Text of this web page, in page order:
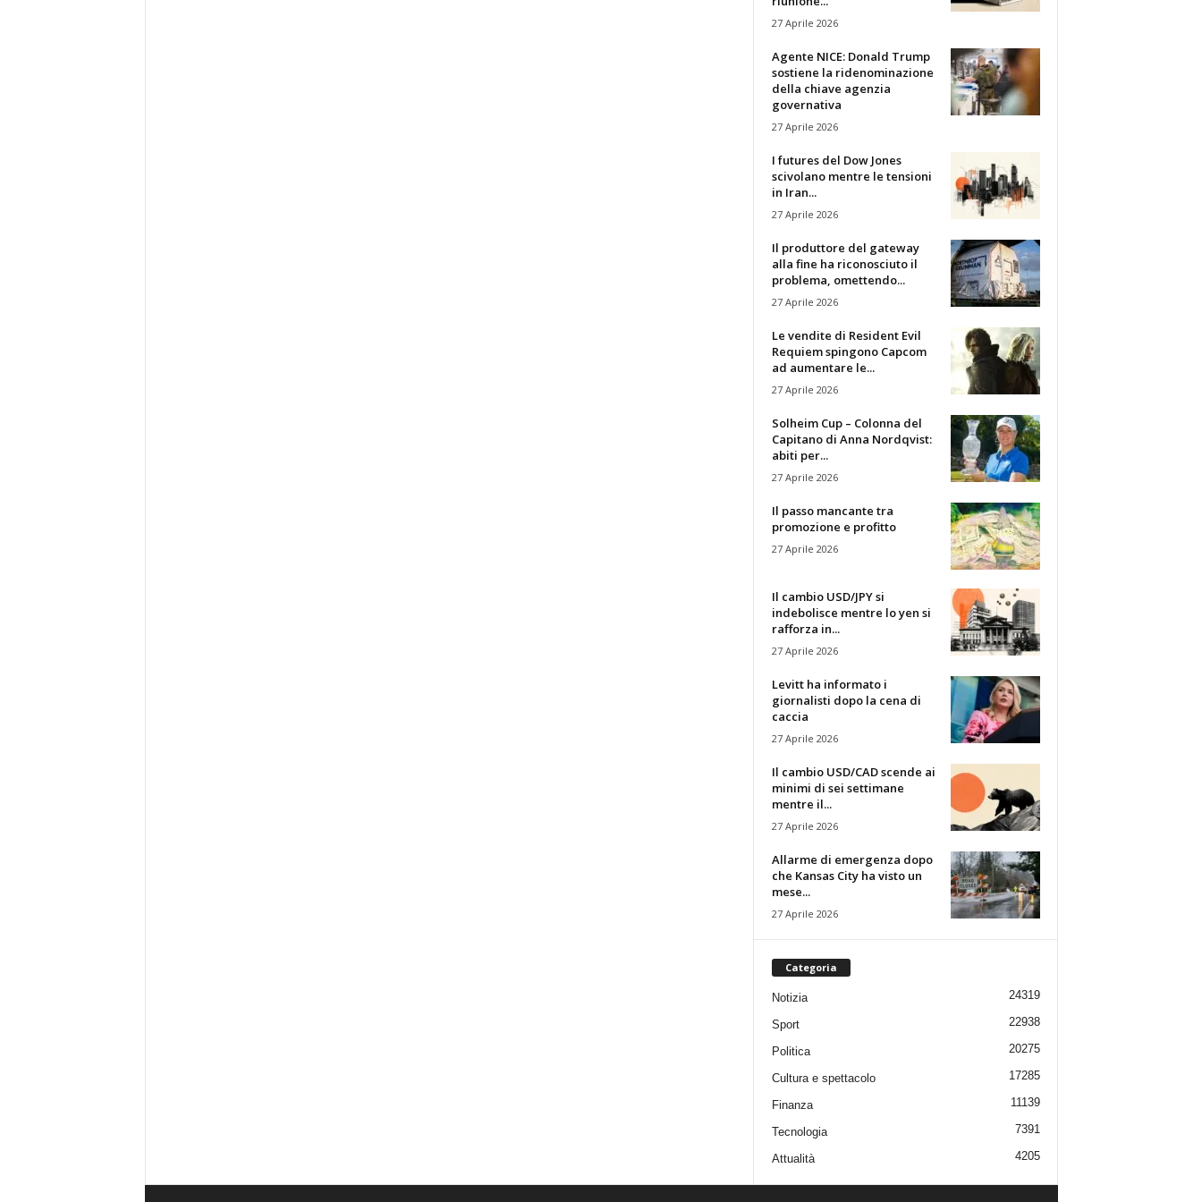
27 Aprile 2026
Agente NICE: Donald Trump
sostiene la ridenominazione
della chiave agenzia
governativa
27 Aprile 2026
I futures del Dow Jones
scivolano mentre le tensioni
in Iran...
27 Aprile 2026
Il produttore del gateway
alla fine ha riconosciuto il
problema, omettendo...
27 Aprile 2026
Le vendite di Resident Evil
Requiem spingono Capcom
ad aumentare le...
27 Aprile 2026
Solheim Cup – Colonna del
Capitano di Anna Nordqvist:
abiti per...
27 Aprile 2026
Il passo mancante tra
promozione e profitto
27 Aprile 2026
Il cambio USD/JPY si
indebolisce mentre lo yen si
rafforza in...
27 Aprile 2026
Levitt ha informato i
giornalisti dopo la cena di
caccia
27 Aprile 2026
Il cambio USD/CAD scende ai
minimi di sei settimane
mentre il...
27 Aprile 2026
Allarme di emergenza dopo
che Kansas City ha visto un
mese...
27 Aprile 2026
Categoria
Notizia 24319
Sport 22938
Politica 20275
Cultura e spettacolo 17285
Finanza 11139
Tecnologia 7391
Attualità 4205